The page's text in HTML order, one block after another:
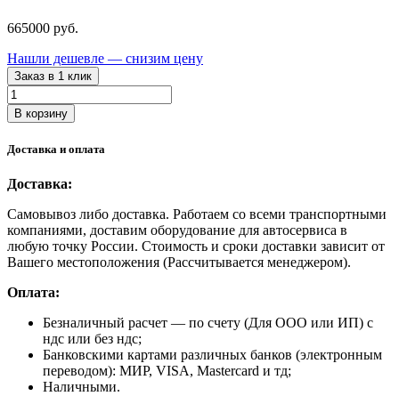
665000 руб.
Нашли дешевле — снизим цену
Заказ в 1 клик
Количество
товара
Стенд
опрессовки
УГ1400
В корзину
Доставка и оплата
Доставка:
Самовывоз либо доставка. Работаем со всеми транспортными
компаниями, доставим оборудование для автосервиса в
любую точку России. Стоимость и сроки доставки зависит от
Вашего местоположения (Рассчитывается менеджером).
Оплата:
Безналичный расчет — по счету (Для ООО или ИП) с
ндс или без ндс;
Банковскими картами различных банков (электронным
переводом): МИР, VISA, Mastercard и тд;
Наличными.